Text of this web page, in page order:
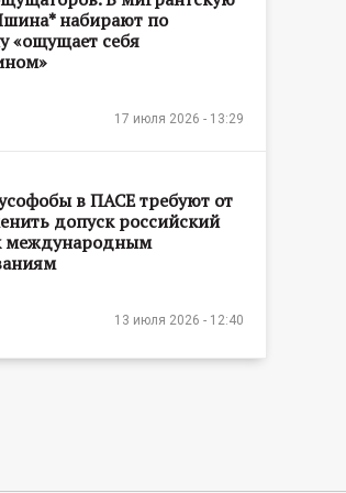
набирают по
«ощущает себя
17 июля 2026 - 13:29
в ПАСЕ требуют от
допуск российский
международным
13 июля 2026 - 12:40